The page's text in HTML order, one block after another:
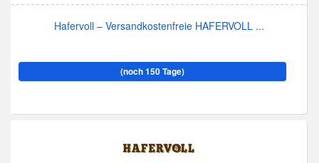
Hafervoll – Versandkostenfreie HAFERVOLL ...
(noch 150 Tage)